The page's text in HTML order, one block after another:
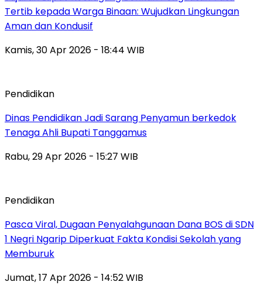
Tertib kepada Warga Binaan: Wujudkan Lingkungan
Aman dan Kondusif
Kamis, 30 Apr 2026 - 18:44 WIB
Pendidikan
Dinas Pendidikan Jadi Sarang Penyamun berkedok
Tenaga Ahli Bupati Tanggamus
Rabu, 29 Apr 2026 - 15:27 WIB
Pendidikan
Pasca Viral, Dugaan Penyalahgunaan Dana BOS di SDN
1 Negri Ngarip Diperkuat Fakta Kondisi Sekolah yang
Memburuk
Jumat, 17 Apr 2026 - 14:52 WIB